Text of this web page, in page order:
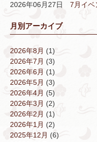
2026年06月27日 7月イベ
月別アーカイブ
2026年8月 (1)
2026年7月 (3)
2026年6月 (1)
2026年5月 (3)
2026年4月 (5)
2026年3月 (2)
2026年2月 (1)
2026年1月 (2)
2025年12月 (6)